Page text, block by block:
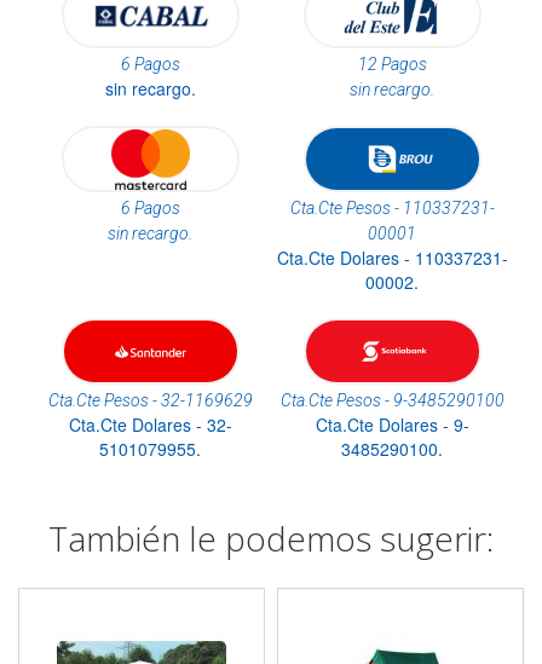
6 Pagos
sin recargo.
12 Pagos
sin recargo.
6 Pagos
sin recargo.
Cta.Cte Pesos - 110337231-
00001
Cta.Cte Dolares - 110337231-
00002.
Cta.Cte Pesos - 32-1169629
Cta.Cte Dolares - 32-
5101079955.
Cta.Cte Pesos - 9-3485290100
Cta.Cte Dolares - 9-
3485290100.
También le podemos sugerir: